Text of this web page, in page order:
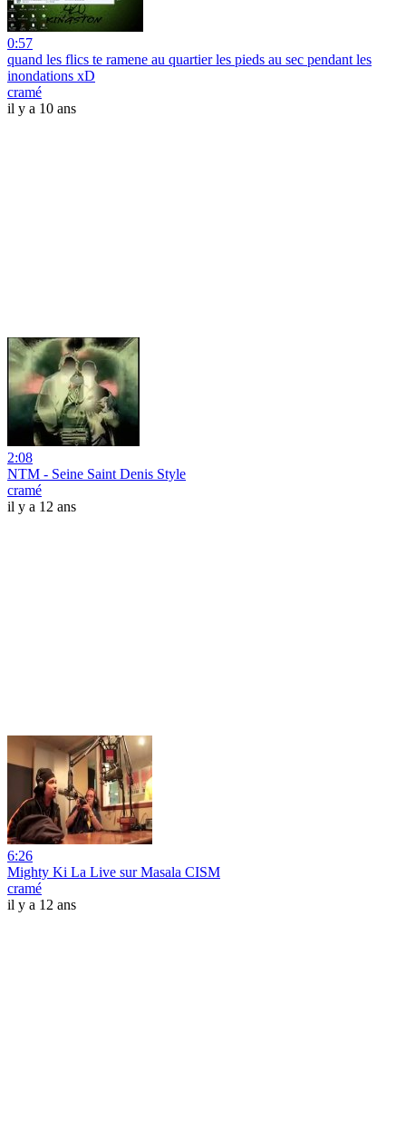
0:57
quand les flics te ramene au quartier les pieds au sec pendant les
inondations xD
cramé
il y a 10 ans
2:08
NTM - Seine Saint Denis Style
cramé
il y a 12 ans
6:26
Mighty Ki La Live sur Masala CISM
cramé
il y a 12 ans